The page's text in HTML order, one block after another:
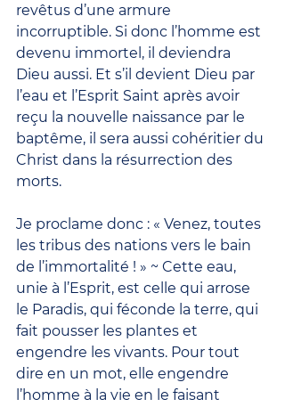
revêtus d’une armure
incorruptible. Si donc l’homme est
devenu immortel, il deviendra
Dieu aussi. Et s’il devient Dieu par
l’eau et l’Esprit Saint après avoir
reçu la nouvelle naissance par le
baptême, il sera aussi cohéritier du
Christ dans la résurrection des
morts.
Je proclame donc : « Venez, toutes
les tribus des nations vers le bain
de l’immortalité ! » ~ Cette eau,
unie à l’Esprit, est celle qui arrose
le Paradis, qui féconde la terre, qui
fait pousser les plantes et
engendre les vivants. Pour tout
dire en un mot, elle engendre
l’homme à la vie en le faisant